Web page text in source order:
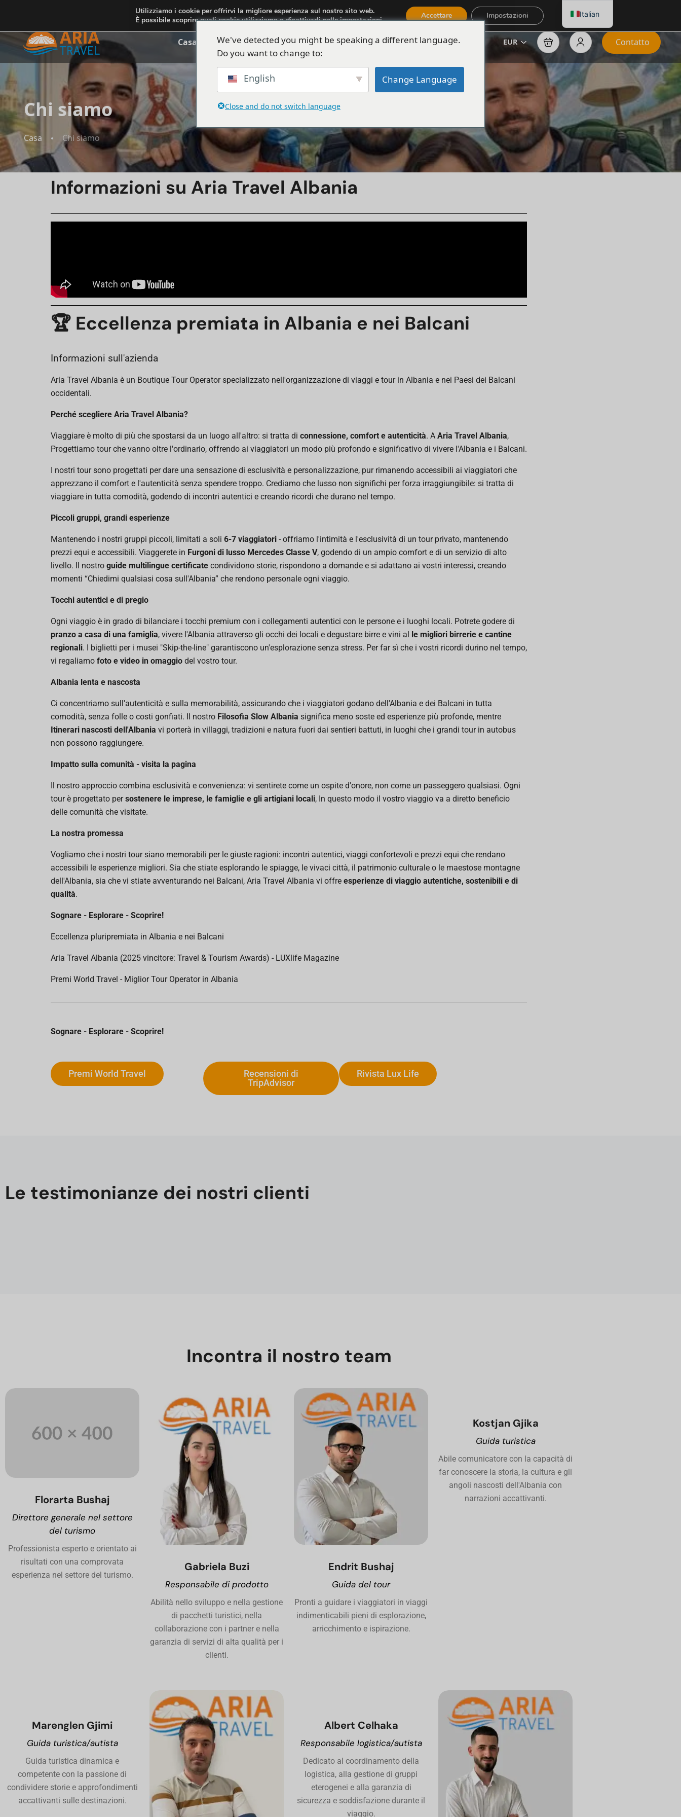
info@ariatravelalbania.com aria.travel.albania@gmail.com
Casa Chi siamo Tour Automobili Attività Blog EUR Contatto
Chi siamo
Casa Chi siamo
Informazioni su Aria Travel Albania
🏆 Eccellenza premiata in Albania e nei Balcani
Informazioni sull'azienda
Aria Travel Albania è un Boutique Tour Operator specializzato nell'organizzazione di viaggi e tour in Albania e nei Paesi dei Balcani
occidentali.
Perché scegliere Aria Travel Albania?
Viaggiare è molto di più che spostarsi da un luogo all'altro: si tratta di connessione, comfort e autenticità. A Aria Travel Albania,
Progettiamo tour che vanno oltre l'ordinario, offrendo ai viaggiatori un modo più profondo e significativo di vivere l'Albania e i Balcani.
I nostri tour sono progettati per dare una sensazione di esclusività e personalizzazione, pur rimanendo accessibili ai viaggiatori che
apprezzano il comfort e l'autenticità senza spendere troppo. Crediamo che lusso non significhi per forza irraggiungibile: si tratta di
viaggiare in tutta comodità, godendo di incontri autentici e creando ricordi che durano nel tempo.
Piccoli gruppi, grandi esperienze
Mantenendo i nostri gruppi piccoli, limitati a soli 6-7 viaggiatori - offriamo l'intimità e l'esclusività di un tour privato, mantenendo
prezzi equi e accessibili. Viaggerete in Furgoni di lusso Mercedes Classe V, godendo di un ampio comfort e di un servizio di alto
livello. Il nostro guide multilingue certificate condividono storie, rispondono a domande e si adattano ai vostri interessi, creando
momenti “Chiedimi qualsiasi cosa sull'Albania” che rendono personale ogni viaggio.
Tocchi autentici e di pregio
Ogni viaggio è in grado di bilanciare i tocchi premium con i collegamenti autentici con le persone e i luoghi locali. Potrete godere di
pranzo a casa di una famiglia, vivere l'Albania attraverso gli occhi dei locali e degustare birre e vini al le migliori birrerie e cantine
regionali. I biglietti per i musei "Skip-the-line" garantiscono un'esplorazione senza stress. Per far sì che i vostri ricordi durino nel tempo,
vi regaliamo foto e video in omaggio del vostro tour.
Albania lenta e nascosta
Ci concentriamo sull'autenticità e sulla memorabilità, assicurando che i viaggiatori godano dell'Albania e dei Balcani in tutta
comodità, senza folle o costi gonfiati. Il nostro Filosofia Slow Albania significa meno soste ed esperienze più profonde, mentre
Itinerari nascosti dell'Albania vi porterà in villaggi, tradizioni e natura fuori dai sentieri battuti, in luoghi che i grandi tour in autobus
non possono raggiungere.
Impatto sulla comunità - visita la pagina
Il nostro approccio combina esclusività e convenienza: vi sentirete come un ospite d'onore, non come un passeggero qualsiasi. Ogni
tour è progettato persostenere le imprese, le famiglie e gli artigiani locali, In questo modo il vostro viaggio va a diretto beneficio
delle comunità che visitate.
La nostra promessa
Vogliamo che i nostri tour siano memorabili per le giuste ragioni: incontri autentici, viaggi confortevoli e prezzi equi che rendano
accessibili le esperienze migliori. Sia che stiate esplorando le spiagge, le vivaci città, il patrimonio culturale o le maestose montagne
dell'Albania, sia che vi stiate avventurando nei Balcani, Aria Travel Albania vi offre esperienze di viaggio autentiche, sostenibili e di
qualità.
Sognare - Esplorare - Scoprire!
Eccellenza pluripremiata in Albania e nei Balcani
Aria Travel Albania (2025 vincitore: Travel & Tourism Awards) - LUXlife Magazine
Premi World Travel - Miglior Tour Operator in Albania
Sognare - Esplorare - Scoprire!
Premi World Travel
Recensioni di
TripAdvisor
Rivista Lux Life
Le testimonianze dei nostri clienti
Incontra il nostro team
Florarta Bushaj
Direttore generale nel settore
del turismo
Professionista esperto e orientato ai
risultati con una comprovata
esperienza nel settore del turismo.
Gabriela Buzi
Responsabile di prodotto
Abilità nello sviluppo e nella gestione
di pacchetti turistici, nella
collaborazione con i partner e nella
garanzia di servizi di alta qualità per i
clienti.
Endrit Bushaj
Guida del tour
Pronti a guidare i viaggiatori in viaggi
indimenticabili pieni di esplorazione,
arricchimento e ispirazione.
Kostjan Gjika
Guida turistica
Abile comunicatore con la capacità di
far conoscere la storia, la cultura e gli
angoli nascosti dell'Albania con
narrazioni accattivanti.
Marenglen Gjimi
Guida turistica/autista
Guida turistica dinamica e
competente con la passione di
condividere storie e approfondimenti
accattivanti sulle destinazioni.
Albert Celhaka
Responsabile logistica/autista
Dedicato al coordinamento della
logistica, alla gestione di gruppi
eterogenei e alla garanzia di
sicurezza e soddisfazione durante il
viaggio.
We've detected you might be speaking a different language.
Do you want to change to:
English Change Language
Close and do not switch language
Utilizziamo i cookie per offrirvi la migliore esperienza sul nostro sito web.
È possibile scoprire quali cookie utilizziamo o disattivarli nelleimpostazioni. Accettare Impostazioni Italian